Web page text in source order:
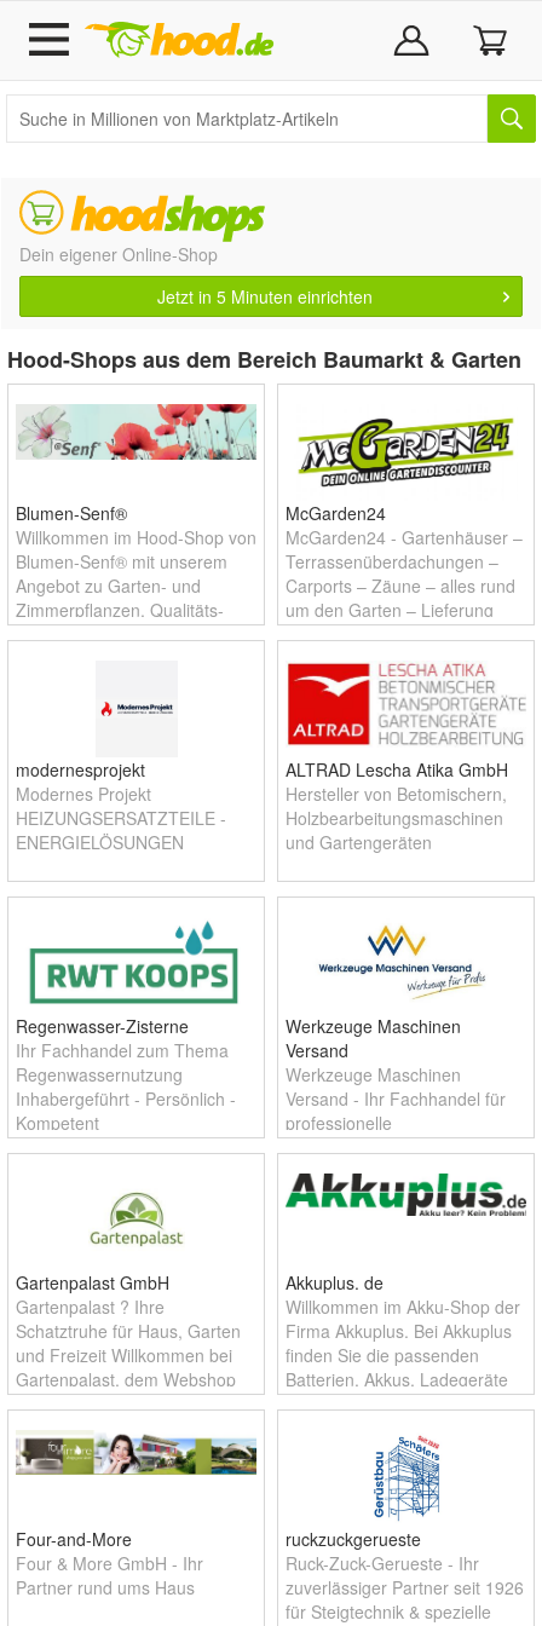
Dein eigener Online-Shop
Jetzt in 5 Minuten einrichten
Hood-Shops aus dem Bereich Baumarkt & Garten
Blumen-Senf®
Willkommen im Hood-Shop von
Blumen-Senf® mit unserem
Angebot zu Garten- und
Zimmerpflanzen, Qualitäts-
Blumenzwiebeln und
McGarden24
McGarden24 - Gartenhäuser –
Terrassenüberdachungen –
Carports – Zäune – alles rund
um den Garten – Lieferung
und Aufbau – Alles aus einer
Hand - Direkt vom Hersteller
modernesprojekt
Modernes Projekt
HEIZUNGSERSATZTEILE -
ENERGIELÖSUNGEN
ALTRAD Lescha Atika GmbH
Hersteller von Betomischern,
Holzbearbeitungsmaschinen
und Gartengeräten
Regenwasser-Zisterne
Ihr Fachhandel zum Thema
Regenwassernutzung
Inhabergeführt - Persönlich -
Kompetent
Werkzeuge Maschinen
Versand
Werkzeuge Maschinen
Versand - Ihr Fachhandel für
professionelle
Elektrowerkzeuge,
Kompressoren und Zubehör.
Gartenpalast GmbH
Gartenpalast ? Ihre
Schatztruhe für Haus, Garten
und Freizeit Willkommen bei
Gartenpalast, dem Webshop
für Gartenfreunde und
Grillfans, Hausbesitzer und
Wohnungseinrichter. Bei uns
finden Sie hochwer
Akkuplus. de
Willkommen im Akku-Shop der
Firma Akkuplus. Bei Akkuplus
finden Sie die passenden
Batterien, Akkus, Ladegeräte
und alles für die mobile
uns kein Problem!
Four-and-More
Four & More GmbH - Ihr
Partner rund ums Haus
ruckzuckgerueste
Ruck-Zuck-Gerueste - Ihr
zuverlässiger Partner seit 1926
für Steigtechnik & spezielle